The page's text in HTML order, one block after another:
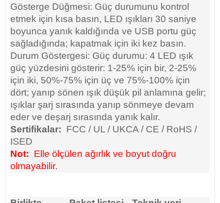
Gösterge Düğmesi: Güç durumunu kontrol
etmek için kısa basın, LED ışıkları 30 saniye
boyunca yanık kaldığında ve USB portu güç
sağladığında; kapatmak için iki kez basın.
Durum Göstergesi: Güç durumu: 4 LED ışık
güç yüzdesini gösterir: 1-25% için bir, 2-25%
için iki, 50%-75% için üç ve 75%-100% için
dört; yanıp sönen ışık düşük pil anlamına gelir;
ışıklar şarj sırasında yanıp sönmeye devam
eder ve deşarj sırasında yanık kalır.
Sertifikalar: FCC / UL / UKCA / CE / RoHS /
ISED
Not: Elle ölçülen ağırlık ve boyut doğru
olmayabilir.